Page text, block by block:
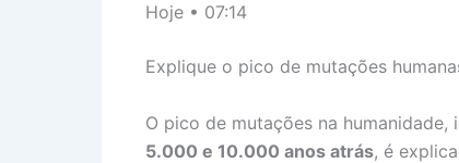
Hoje • 07:14
Explique o pico de mutações
O pico de mutações na
5.000 e 10.000 anos atrás, é